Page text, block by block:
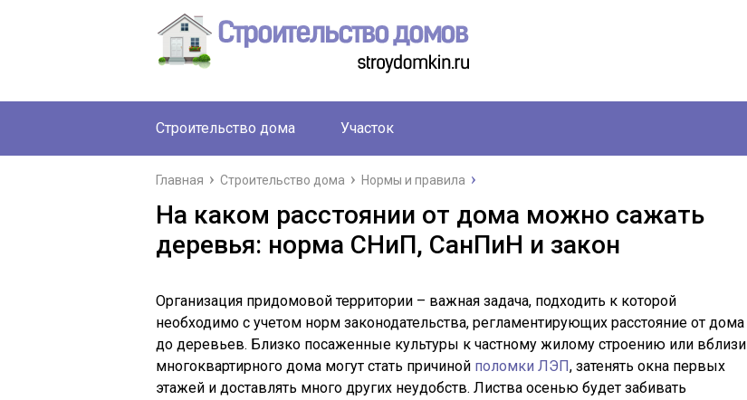
Строительство дома Участок
Главная Строительство дома Нормы и правила
На каком расстоянии от дома можно сажать
деревья: норма СНиП, СанПиН и закон
Организация придомовой территории – важная задача, подходить к которой
необходимо с учетом норм законодательства, регламентирующих расстояние от дома
до деревьев. Близко посаженные культуры к частному жилому строению или вблизи
многоквартирного дома могут стать причиной поломки ЛЭП, затенять окна первых
этажей и доставлять много других неудобств. Листва осенью будет забивать